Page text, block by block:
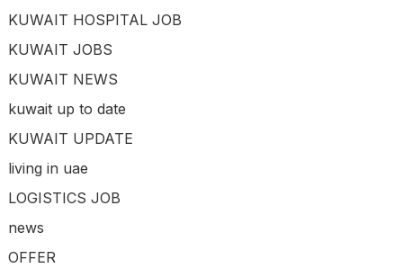
KUWAIT HOSPITAL JOB
KUWAIT JOBS
KUWAIT NEWS
kuwait up to date
KUWAIT UPDATE
living in uae
LOGISTICS JOB
news
OFFER